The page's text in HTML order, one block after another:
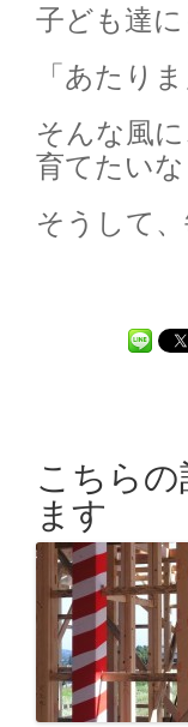
子ども達
「あたり
そんな風
育てたいな
そうして
こちら
ます